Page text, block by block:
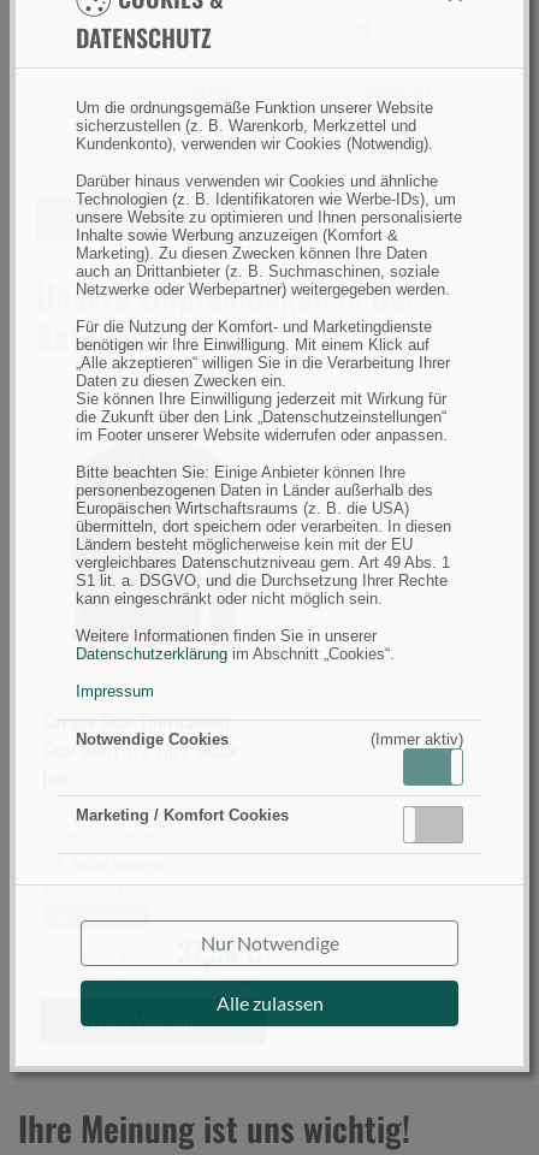
DATENSCHUTZ
Um die ordnungsgemäße Funktion unserer Website
sicherzustellen (z. B. Warenkorb, Merkzettel und
Kundenkonto), verwenden wir Cookies (Notwendig).
Darüber hinaus verwenden wir Cookies und ähnliche
Technologien (z. B. Identifikatoren wie Werbe-IDs), um
unsere Website zu optimieren und Ihnen personalisierte
Inhalte sowie Werbung anzuzeigen (Komfort &
Marketing). Zu diesen Zwecken können Ihre Daten
auch an Drittanbieter (z. B. Suchmaschinen, soziale
Netzwerke oder Werbepartner) weitergegeben werden.
Für die Nutzung der Komfort- und Marketingdienste
benötigen wir Ihre Einwilligung. Mit einem Klick auf
„Alle akzeptieren“ willigen Sie in die Verarbeitung Ihrer
Daten zu diesen Zwecken ein.
Sie können Ihre Einwilligung jederzeit mit Wirkung für
die Zukunft über den Link „Datenschutzeinstellungen“
im Footer unserer Website widerrufen oder anpassen.
Bitte beachten Sie: Einige Anbieter können Ihre
personenbezogenen Daten in Länder außerhalb des
Europäischen Wirtschaftsraums (z. B. die USA)
übermitteln, dort speichern oder verarbeiten. In diesen
Ländern besteht möglicherweise kein mit der EU
vergleichbares Datenschutzniveau gem. Art 49 Abs. 1
S1 lit. a. DSGVO, und die Durchsetzung Ihrer Rechte
kann eingeschränkt oder nicht möglich sein.
Weitere Informationen finden Sie in unserer
Datenschutzerklärung im Abschnitt „Cookies“.
Impressum
Notwendige Cookies (Immer aktiv)
Marketing / Komfort Cookies
Nur Notwendige
Alle zulassen
filtern
nach
Größe
nach
Farbe
filtern
nach
Jahreszeit
Jahreszeit Sommer
Ähnliche Artikel suchen
Unsere Empfehlungen in der
Kategorie T-Shirts
Savage
Gear
Tournament
Gear
Shirt
(Bild
Savage Gear Tournament
Gear Shirt 1/2 Zip L Black
Größe L
Farbe Dunkel/Schwarz
Lieferzeit: 1-3 Werktage
Sie sparen 25%
37,56 €
inkl. MwSt.,zzgl. Versand
In den Warenkorb
Ihre Meinung ist uns wichtig!